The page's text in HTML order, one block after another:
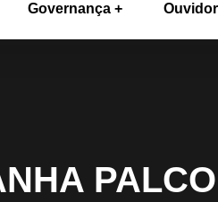
Governança
PALCO